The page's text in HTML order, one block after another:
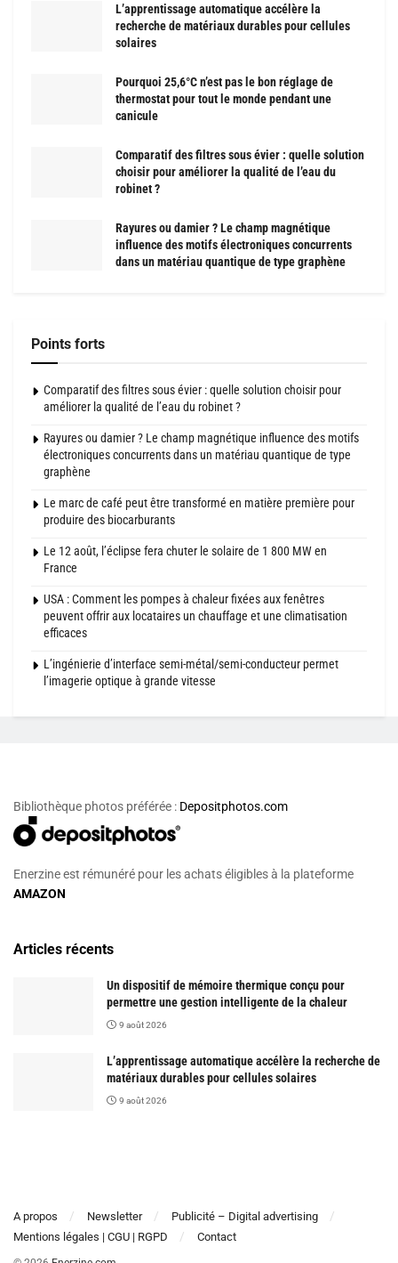
L’apprentissage automatique accélère la
recherche de matériaux durables pour cellules
solaires
Pourquoi 25,6°C n’est pas le bon réglage de
thermostat pour tout le monde pendant une
canicule
Comparatif des filtres sous évier : quelle solution
choisir pour améliorer la qualité de l’eau du
robinet ?
Rayures ou damier ? Le champ magnétique
influence des motifs électroniques concurrents
dans un matériau quantique de type graphène
Points forts
Comparatif des filtres sous évier : quelle solution choisir pour
améliorer la qualité de l’eau du robinet ?
Rayures ou damier ? Le champ magnétique influence des motifs
électroniques concurrents dans un matériau quantique de type
graphène
Le marc de café peut être transformé en matière première pour
produire des biocarburants
Le 12 août, l’éclipse fera chuter le solaire de 1 800 MW en
France
USA : Comment les pompes à chaleur fixées aux fenêtres
peuvent offrir aux locataires un chauffage et une climatisation
efficaces
L’ingénierie d’interface semi-métal/semi-conducteur permet
l’imagerie optique à grande vitesse
Bibliothèque photos préférée : Depositphotos.com
Enerzine est rémunéré pour les achats éligibles à la plateforme
AMAZON
Articles récents
Un dispositif de mémoire thermique conçu pour
permettre une gestion intelligente de la chaleur
9 août 2026
L’apprentissage automatique accélère la recherche de
matériaux durables pour cellules solaires
9 août 2026
A propos Newsletter
Publicité – Digital advertising
Mentions légales | CGU | RGPD
Contact